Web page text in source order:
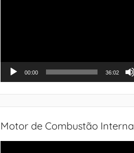
00:00 36:02
Motor de Combustão Interna